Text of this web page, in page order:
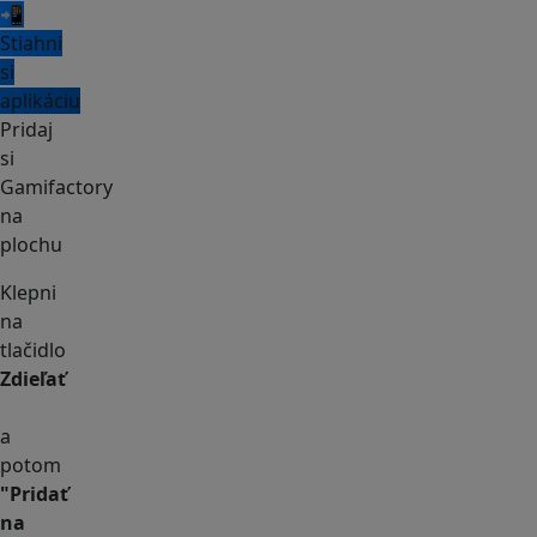
📲
Stiahni
si
aplikáciu
Pridaj
si
Gamifactory
na
plochu
Klepni
na
tlačidlo
Zdieľať
a
potom
"Pridať
na